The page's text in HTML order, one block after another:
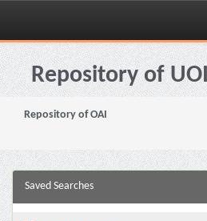
Skip
navigationRepository of
Repository of OAI
Saved Searches